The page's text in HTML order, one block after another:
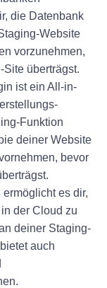
die Datenbank
Website
vorzunehmen,
Site überträgst.
ist ein All-in-
Funktion
deiner Website
bevor
es dir,
der Cloud zu
deiner Staging-
auch